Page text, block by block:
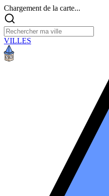
Chargement de la carte...
VILLES